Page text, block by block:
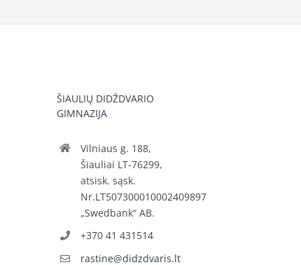
ŠIAULIŲ DIDŽDVARIO
GIMNAZIJA
Vilniaus g. 188,
Šiauliai LT-76299,
atsisk. sąsk.
Nr.LT507300010002409897
„Swedbank“ AB.
+370 41 431514
rastine@didzdvaris.lt